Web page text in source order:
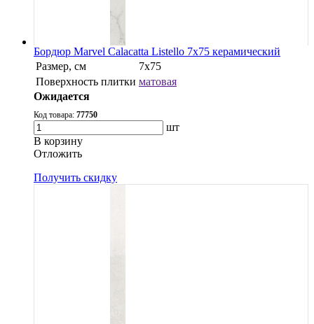
Бордюр Marvel Calacatta Listello 7x75 керамический
Размер, см
7x75
Поверхность плитки матовая
Ожидается
Код товара: 77750
шт
В корзину
Oтложить
Получить скидку